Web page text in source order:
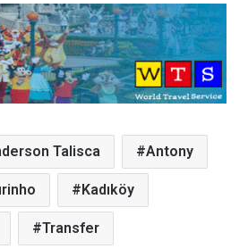
Talisca Antony
Kadıköy
Transfer